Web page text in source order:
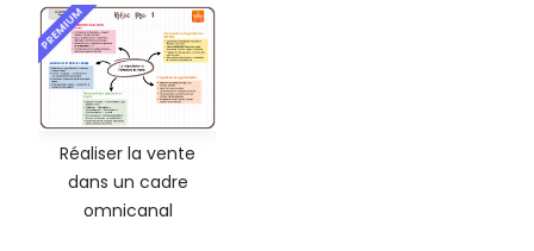
PREMIUM
Réaliser la vente
dans un cadre
omnicanal